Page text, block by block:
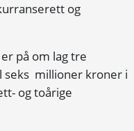
og
på om lag tre
seks millioner kroner i
og toårige